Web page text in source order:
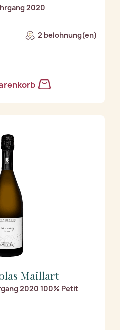
2020
2 belohnung(en)
Maillart
2020 100% Petit